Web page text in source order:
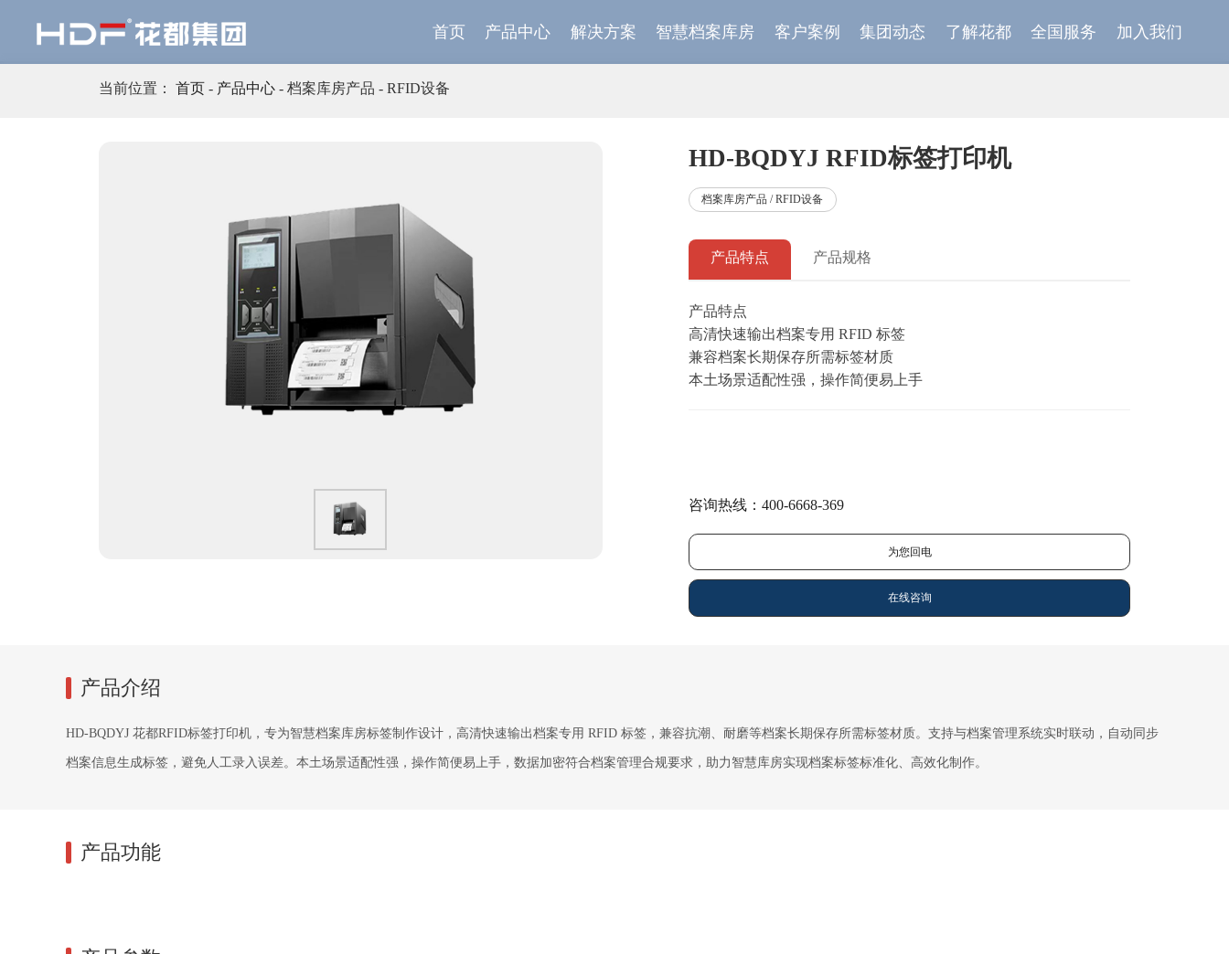
首页 产品中心 解决方案 智慧档案库房 客户案例 集团动态 了解花都 全国服务 加入我们
当前位置： 首页- 产品中心- 档案库房产品 - RFID设备
HD-BQDYJ RFID标签打印机
档案库房产品 / RFID设备
产品特点 产品规格
产品特点
高清快速输出档案专用 RFID 标签
兼容档案长期保存所需标签材质
本土场景适配性强，操作简便易上手
咨询热线：400-6668-369
为您回电
在线咨询
产品介绍
HD-BQDYJ 花都RFID标签打印机，专为智慧档案库房标签制作设计，高清快速输出档案专用 RFID 标签，兼容抗潮、耐磨等档案长期保存所需标签材质。支持与档案管理系统实时联动，自动同步
档案信息生成标签，避免人工录入误差。本土场景适配性强，操作简便易上手，数据加密符合档案管理合规要求，助力智慧库房实现档案标签标准化、高效化制作。​
产品功能